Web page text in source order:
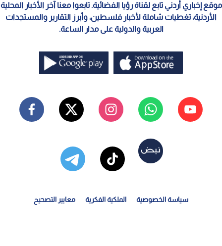
موقع إخباري أردني تابع لقناة رؤيا الفضائية. تابعوا معنا آخر الأخبار المحلية
الأردنية، تغطيات شاملة لأخبار فلسطين، وأبرز التقارير والمستجدات
العربية والدولية على مدار الساعة.
سياسة الخصوصية الملكية الفكرية معايير التصحيح